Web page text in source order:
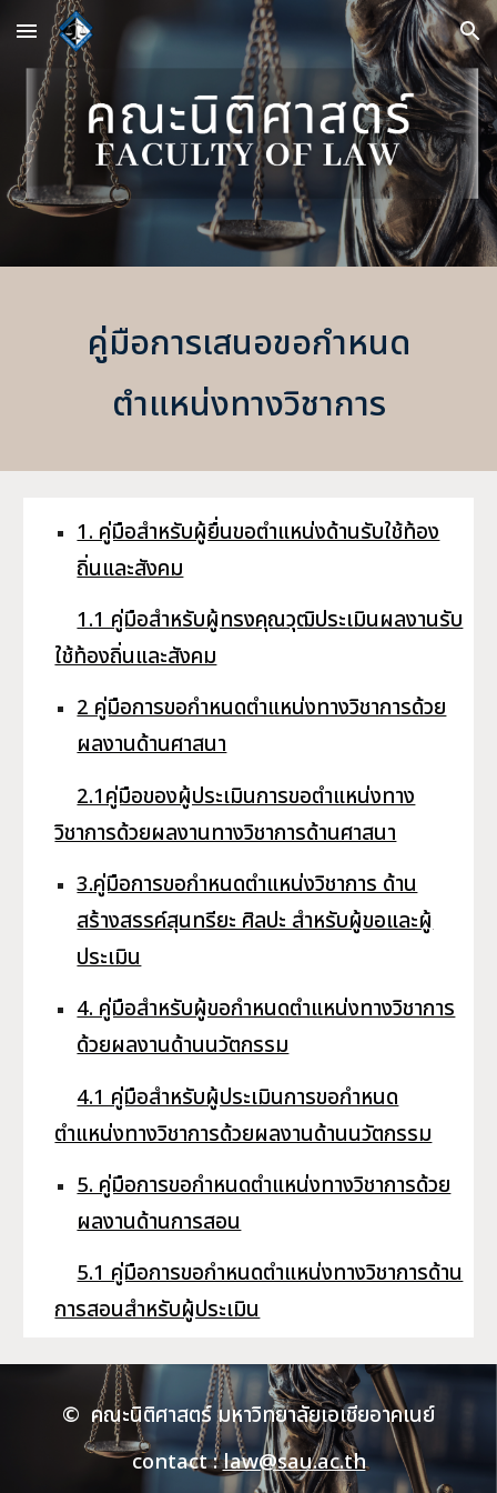
Skip to main content Skip to navigation
คู่มือการเสนอขอกำหนด
ตำแหน่งทางวิชาการ
1. คู่มือสำหรับผู้ยื่นขอตำแหน่งด้านรับใช้ท้อง
ถิ่นและสังคม
1.1 คู่มือสำหรับผู้ทรงคุณวุฒิประเมินผลงานรับ
ใช้ท้องถิ่นและสังคม
2 คู่มือการขอกำหนดตำแหน่งทางวิชาการด้วย
ผลงานด้านศาสนา
2.1คู่มือของผู้ประเมินการขอตำแหน่งทาง
วิชาการด้วยผลงานทางวิชาการด้านศาสนา
3.คู่มือการขอกำหนดตำแหน่งวิชาการ ด้าน
สร้างสรรค์สุนทรียะ ศิลปะ สำหรับผู้ขอและผู้
ประเมิน
4. คู่มือสำหรับผู้ขอกำหนดตำแหน่งทางวิชาการ
ด้วยผลงานด้านนวัตกรรม
4.1 คู่มือสำหรับผู้ประเมินการขอกำหนด
ตำแหน่งทางวิชาการด้วยผลงานด้านนวัตกรรม
5. คู่มือการขอกำหนดตำแหน่งทางวิชาการด้วย
ผลงานด้านการสอน
5.1 คู่มือการขอกำหนดตำแหน่งทางวิชาการด้าน
การสอนสำหรับผู้ประเมิน
© คณะนิติศาสตร์ มหาวิทยาลัยเอเชียอาคเนย์
contact :law@sau.ac.th